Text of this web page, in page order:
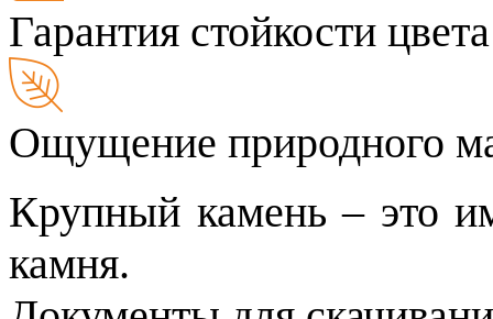
Гарантия стойкости
Ощущение природного
Крупный камень – это
камня.